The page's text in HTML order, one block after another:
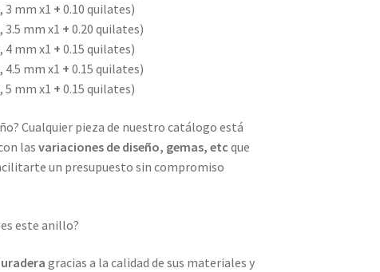
3 mm x1 + 0.10 quilates)
mm x1 + 0.20 quilates)
4 mm x1 + 0.15 quilates)
mm x1 + 0.15 quilates)
5 mm x1 + 0.15 quilates)
Cualquier pieza de nuestro catálogo está
lasvariaciones de diseño, gemas, etc que
un presupuesto sin compromiso
este anillo?
gracias a la calidad de sus materiales y